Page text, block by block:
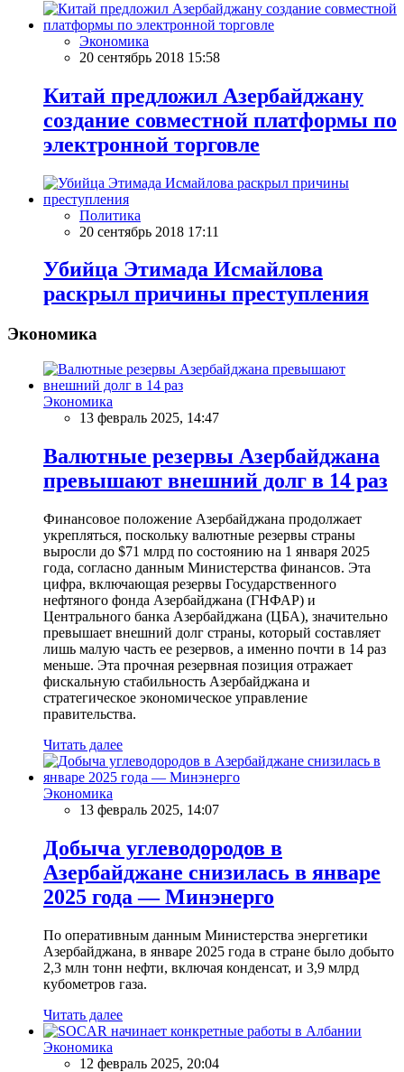
Экономика
20 сентябрь 2018 15:58
Китай предложил Азербайджану
создание совместной платформы по
электронной торговле
Политика
20 сентябрь 2018 17:11
Убийца Этимада Исмайлова
раскрыл причины преступления
Экономика
Экономика
13 февраль 2025, 14:47
Валютные резервы Азербайджана
превышают внешний долг в 14 раз
Финансовое положение Азербайджана продолжает
укрепляться, поскольку валютные резервы страны
выросли до $71 млрд по состоянию на 1 января 2025
года, согласно данным Министерства финансов. Эта
цифра, включающая резервы Государственного
нефтяного фонда Азербайджана (ГНФАР) и
Центрального банка Азербайджана (ЦБА), значительно
превышает внешний долг страны, который составляет
лишь малую часть ее резервов, а именно почти в 14 раз
меньше. Эта прочная резервная позиция отражает
фискальную стабильность Азербайджана и
стратегическое экономическое управление
правительства.
Читать далее
Экономика
13 февраль 2025, 14:07
Добыча углеводородов в
Азербайджане снизилась в январе
2025 года — Минэнерго
По оперативным данным Министерства энергетики
Азербайджана, в январе 2025 года в стране было добыто
2,3 млн тонн нефти, включая конденсат, и 3,9 млрд
кубометров газа.
Читать далее
Экономика
12 февраль 2025, 20:04